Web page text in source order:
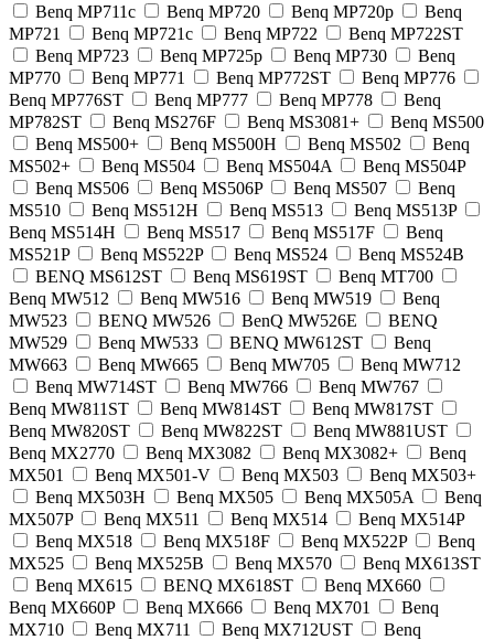
Benq MP711c
Benq MP720 Benq MP720p
Benq
MP721
Benq MP721c Benq MP722
Benq MP722ST
Benq MP723
Benq MP725p Benq MP730
Benq
MP770
Benq MP771 Benq MP772ST
Benq MP776
Benq MP776ST
Benq MP777 Benq MP778
Benq
MP782ST
Benq MS276F Benq MS3081+
Benq MS500
Benq MS500+
Benq MS500H Benq MS502
Benq
MS502+
Benq MS504 Benq MS504A
Benq MS504P
Benq MS506
Benq MS506P Benq MS507
Benq
MS510
Benq MS512H Benq MS513
Benq MS513P
Benq MS514H
Benq MS517 Benq MS517F
Benq
MS521P
Benq MS522P Benq MS524
Benq MS524B
BENQ MS612ST
Benq MS619ST
Benq MT700
Benq MW512
Benq MW516 Benq MW519
Benq
MW523
BENQ MW526 BenQ MW526E
BENQ
MW529
Benq MW533 BENQ MW612ST
Benq
MW663
Benq MW665 Benq MW705
Benq MW712
Benq MW714ST
Benq MW766
Benq MW767
Benq MW811ST
Benq MW814ST
Benq MW817ST
Benq MW820ST
Benq MW822ST
Benq MW881UST
Benq MX2770
Benq MX3082 Benq MX3082+
Benq
MX501
Benq MX501-V Benq MX503
Benq MX503+
Benq MX503H
Benq MX505 Benq MX505A
Benq
MX507P
Benq MX511 Benq MX514
Benq MX514P
Benq MX518
Benq MX518F Benq MX522P
Benq
MX525
Benq MX525B Benq MX570
Benq MX613ST
Benq MX615
BENQ MX618ST
Benq MX660
Benq MX660P
Benq MX666 Benq MX701
Benq
MX710
Benq MX711 Benq MX712UST
Benq